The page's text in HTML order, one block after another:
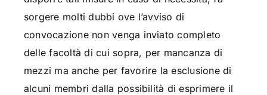
sorgere molti dubbi ove l’avviso di
convocazione non venga inviato completo
delle facoltà di cui sopra, per mancanza di
mezzi ma anche per favorire la esclusione di
alcuni membri dalla possibilità di esprimere il